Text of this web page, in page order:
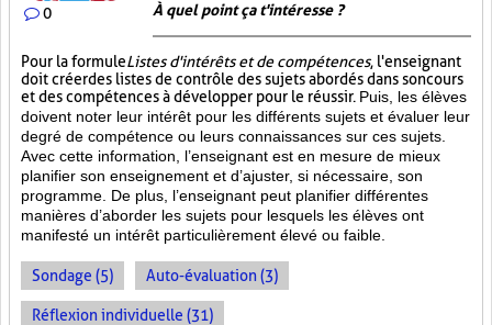
0 À quel point ça t'intéresse ?
Pour la formuleListes d'intérêts et de compétences, l'enseignant
doit créer des listes de contrôle des sujets abordés dans son cours
et des compétences à développer pour le réussir. Puis, les élèves
doivent noter leur intérêt pour les différents sujets et évaluer leur
degré de compétence ou leurs connaissances sur ces sujets.
Avec cette information, l’enseignant est en mesure de mieux
planifier son enseignement et d’ajuster, si nécessaire, son
programme. De plus, l’enseignant peut planifier différentes
manières d’aborder les sujets pour lesquels les élèves ont
manifesté un intérêt particulièrement élevé ou faible.
Sondage (5) Auto-évaluation (3)
Réflexion individuelle (31)